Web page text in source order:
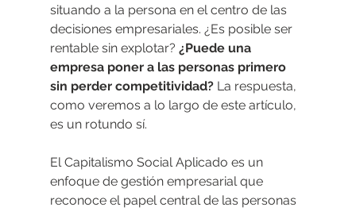
situando a la persona en el centro de las
decisiones empresariales. ¿Es posible ser
rentable sin explotar? ¿Puede una
empresa poner a las personas primero
sin perder competitividad? La respuesta,
como veremos a lo largo de este artículo,
es un rotundo sí.
El Capitalismo Social Aplicado es un
enfoque de gestión empresarial que
reconoce el papel central de las personas